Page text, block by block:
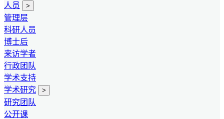
人员
>
管理层
科研人员
博士后
来访学者
行政团队
学术支持
学术研究
>
研究团队
公开课